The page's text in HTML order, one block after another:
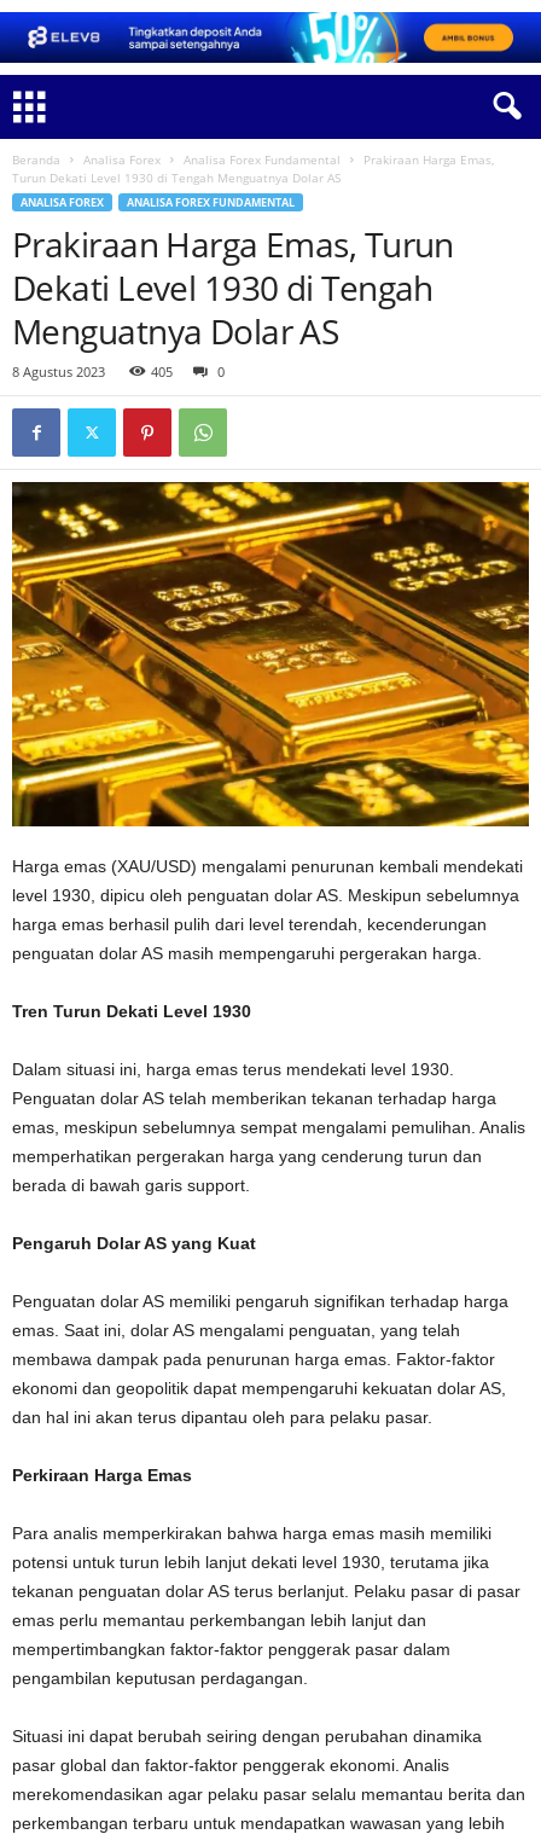
Beranda Analisa Forex Analisa Forex Fundamental
Prakiraan Harga Emas,
Turun Dekati Level 1930 di Tengah Menguatnya Dolar AS
ANALISA FOREX ANALISA FOREX FUNDAMENTAL
Prakiraan Harga Emas, Turun
Dekati Level 1930 di Tengah
Menguatnya Dolar AS
8 Agustus 2023 405 0
Harga emas (XAU/USD) mengalami penurunan kembali mendekati
level 1930, dipicu oleh penguatan dolar AS. Meskipun sebelumnya
harga emas berhasil pulih dari level terendah, kecenderungan
penguatan dolar AS masih mempengaruhi pergerakan harga.
Tren Turun Dekati Level 1930
Dalam situasi ini, harga emas terus mendekati level 1930.
Penguatan dolar AS telah memberikan tekanan terhadap harga
emas, meskipun sebelumnya sempat mengalami pemulihan. Analis
memperhatikan pergerakan harga yang cenderung turun dan
berada di bawah garis support.
Pengaruh Dolar AS yang Kuat
Penguatan dolar AS memiliki pengaruh signifikan terhadap harga
emas. Saat ini, dolar AS mengalami penguatan, yang telah
membawa dampak pada penurunan harga emas. Faktor-faktor
ekonomi dan geopolitik dapat mempengaruhi kekuatan dolar AS,
dan hal ini akan terus dipantau oleh para pelaku pasar.
Perkiraan Harga Emas
Para analis memperkirakan bahwa harga emas masih memiliki
potensi untuk turun lebih lanjut dekati level 1930, terutama jika
tekanan penguatan dolar AS terus berlanjut. Pelaku pasar di pasar
emas perlu memantau perkembangan lebih lanjut dan
mempertimbangkan faktor-faktor penggerak pasar dalam
pengambilan keputusan perdagangan.
Situasi ini dapat berubah seiring dengan perubahan dinamika
pasar global dan faktor-faktor penggerak ekonomi. Analis
merekomendasikan agar pelaku pasar selalu memantau berita dan
perkembangan terbaru untuk mendapatkan wawasan yang lebih